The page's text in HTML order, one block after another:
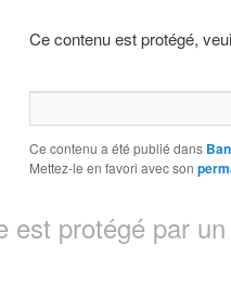
Ce contenu est protégé,
Ce contenu a été publié dans
Mettez-le en favori avec son
est protégé par